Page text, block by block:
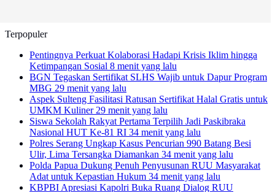
Terpopuler
Pentingnya Perkuat Kolaborasi Hadapi Krisis Iklim hingga
Ketimpangan Sosial 8 menit yang lalu
BGN Tegaskan Sertifikat SLHS Wajib untuk Dapur Program
MBG 29 menit yang lalu
Aspek Sulteng Fasilitasi Ratusan Sertifikat Halal Gratis untuk
UMKM Kuliner29 menit yang lalu
Siswa Sekolah Rakyat Pertama Terpilih Jadi Paskibraka
Nasional HUT Ke-81 RI 34 menit yang lalu
Polres Serang Ungkap Kasus Pencurian 990 Batang Besi
Ulir, Lima Tersangka Diamankan 34 menit yang lalu
Polda Papua Dukung Penuh Penyusunan RUU Masyarakat
Adat untuk Kepastian Hukum 34 menit yang lalu
KBPBI Apresiasi Kapolri Buka Ruang Dialog RUU